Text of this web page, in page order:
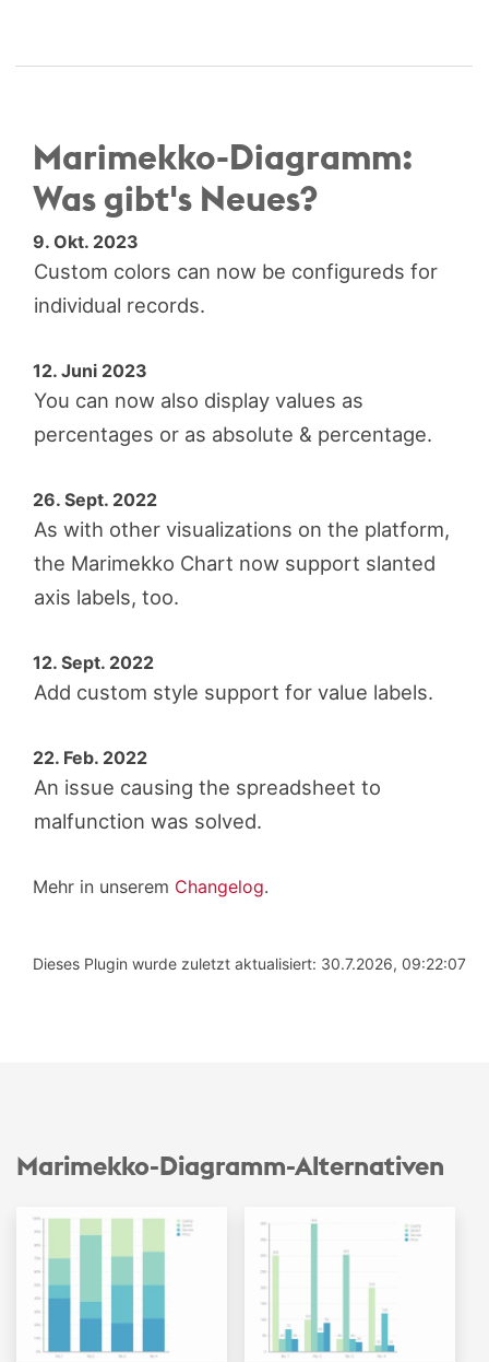
Marimekko-­Diagramm:
Was gibt's Neues?
9. Okt. 2023
Custom colors can now be configureds for
individual records.
12. Juni 2023
You can now also display values as
percentages or as absolute & percentage.
26. Sept. 2022
As with other visualizations on the platform,
the Marimekko Chart now support slanted
axis labels, too.
12. Sept. 2022
Add custom style support for value labels.
22. Feb. 2022
An issue causing the spreadsheet to
malfunction was solved.
Mehr in unserem Changelog.
Dieses Plugin wurde zuletzt aktualisiert: 30.7.2026, 09:22:07
Marimekko-­Diagramm-Alternativen